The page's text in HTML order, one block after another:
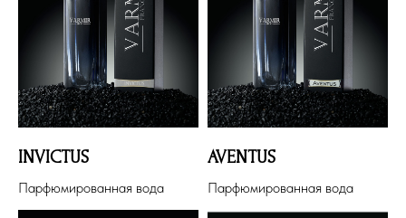
INVICTUS
Парфюмированная вода
AVENTUS
Парфюмированная вода